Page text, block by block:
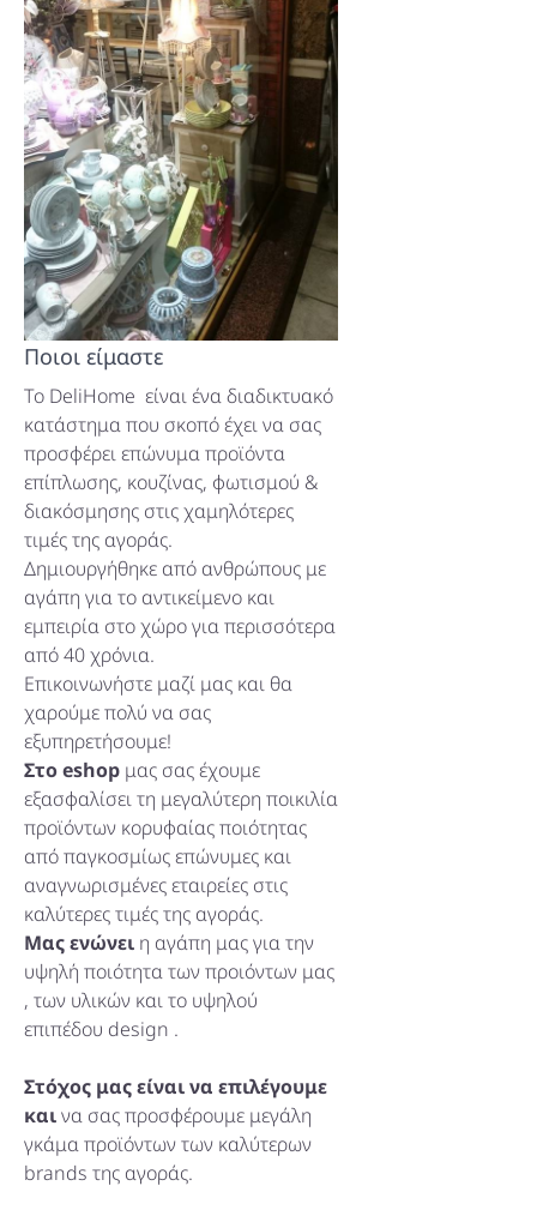
Ποιοι είμαστε
Το DeliHome είναι ένα διαδικτυακό
κατάστημα που σκοπό έχει να σας
προσφέρει επώνυμα προϊόντα
επίπλωσης, κουζίνας, φωτισμού &
διακόσμησης στις χαμηλότερες
τιμές της αγοράς.
Δημιουργήθηκε από ανθρώπους με
αγάπη για το αντικείμενο και
εμπειρία στο χώρο για περισσότερα
από 40 χρόνια.
Επικοινωνήστε μαζί μας και θα
χαρούμε πολύ να σας
εξυπηρετήσουμε!
Στο eshop μας σας έχουμε
εξασφαλίσει τη μεγαλύτερη ποικιλία
προϊόντων κορυφαίας ποιότητας
από παγκοσμίως επώνυμες και
αναγνωρισμένες εταιρείες στις
καλύτερες τιμές της αγοράς.
Μας ενώνει η αγάπη μας για την
υψηλή ποιότητα των προιόντων μας
, των υλικών και το υψηλού
επιπέδου design .
Στόχος μας είναι να επιλέγουμε
καινα σας προσφέρουμε μεγάλη
γκάμα προϊόντων των καλύτερων
brands της αγοράς.
ΚΑΝΑΤΕΣ - ΚΑΡΑΦΕΣ
ΦΛΥΤΖΑΝΙΑ - ΚΟΥΠΕΣ
ΜΠΩΛ ΠΑΓΩΤΟΥ
ΣΕΤ ΠΑΣΤΑΣ
ΜΥΛΟΙ - ΑΛΑΤΟΠΙΠΕΡΑ
ΦΡΟΥΤΙΕΡΕΣ
ΨΩΜΙΕΡΕΣ
ΠΙΑΤΟΘΗΚΕΣ
ΣΟΥΠΛΑ - ΣΟΥΒΕΡ
ΤΟΥΡΤΙΕΡΕΣ
ΕΞΑΡΤΗΜΑΤΑ ΚΑΦΕ - ΤΣΑΙ
ΔΟΧΕΙΑ ΑΠΟΘΗΚΕΥΣΗΣ
ΣΑΜΠΑΝΙΕΡΕΣ - ΠΑΓΟΔΟΧΕΙΑ
ΣΚΕΥΗ ΜΑΓΕΙΡΙΚΗΣ
ΜΕΛΑΜΙΝΗ
ΚΑΣΠΩ
ΕΠΙΔΑΠΕΔΙΑ ΔΙΑΚΟΣΜΗΤΙΚΑ
ΦΑΝΑΡΙΑ
ΚΑΒΕΣ
ΟΜΠΡΕΛΟΘΗΚΕΣ
ΚΑΛΑΘΙΑ - RATTAN - ΒΑΜΒΟΟ
ΚΑΘΡΕΠΤΕΣ
ΡΟΛΟΓΙΑ
ΜΙΝΙΑΤΟΥΡΕΣ
ΠΙΝΑΚΕΣ - ΕΠΙΤΟΙΧΙΑ ΔΙΑΚΟΣΜΗΣΗ
DOOR STOP
ΚΑΛΟΓΕΡΟΙ - ΚΡΕΜΑΣΤΡΕΣ
ΜΠΑΟΥΛΑ - ΠΑΡΑΒΑΝ
ΚΑΠΕΛΑ-ΑΜΠΑΖΟΥΡ
ΣΕΤ ΤΡΑΠΕΖΑΡΙΑ ΚΗΠΟΥ
ΠΑΓΚΑΚΙΑ ΚΗΠΟΥ
ΜΑΞΙΛΑΡΙΑ ΞΑΠΛΩΣΤΡΑΣ
ΞΑΠΛΩΣΤΡΕΣ ΠΑΡΑΛΙΑΣ
ΟΜΠΡΕΛΕΣ ΚΗΠΟΥ
ΚΙΟΣΚΙΑ ΚΗΠΟΥ